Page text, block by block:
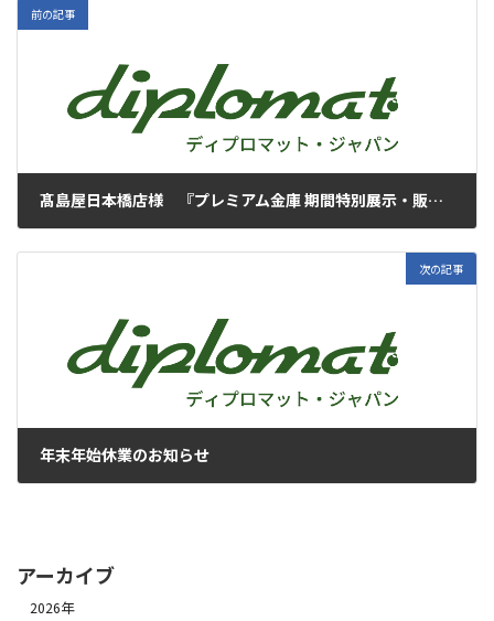
前の記事
髙島屋日本橋店様 『プレミアム金庫 期間特別展示・販売』のお知らせ
次の記事
年末年始休業のお知らせ
アーカイブ
2026年